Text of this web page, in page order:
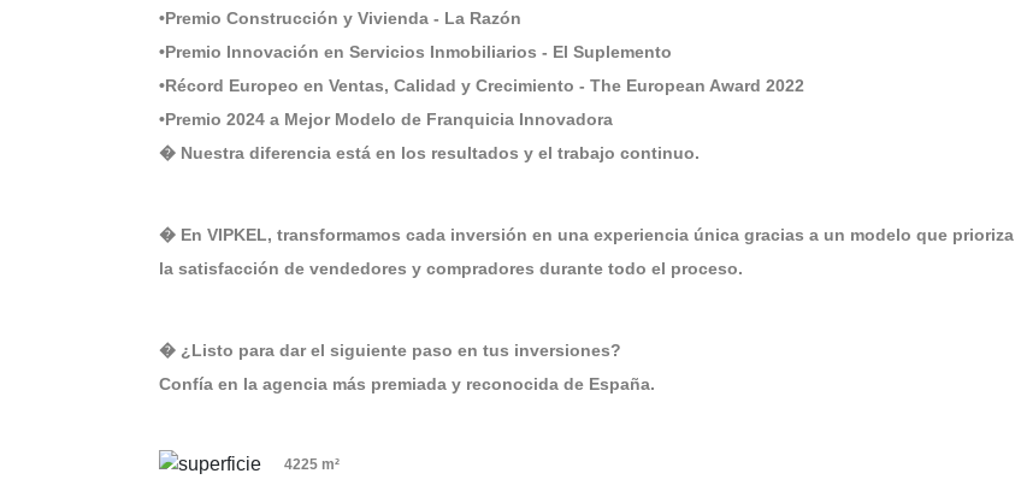
•Premio Construcción y Vivienda - La Razón
•Premio Innovación en Servicios Inmobiliarios - El Suplemento
•Récord Europeo en Ventas, Calidad y Crecimiento - The European Award 2022
•Premio 2024 a Mejor Modelo de Franquicia Innovadora
� Nuestra diferencia está en los resultados y el trabajo continuo.
� En VIPKEL, transformamos cada inversión en una experiencia única gracias a un modelo que prioriza
la satisfacción de vendedores y compradores durante todo el proceso.
� ¿Listo para dar el siguiente paso en tus inversiones?
Confía en la agencia más premiada y reconocida de España.
4225 m²